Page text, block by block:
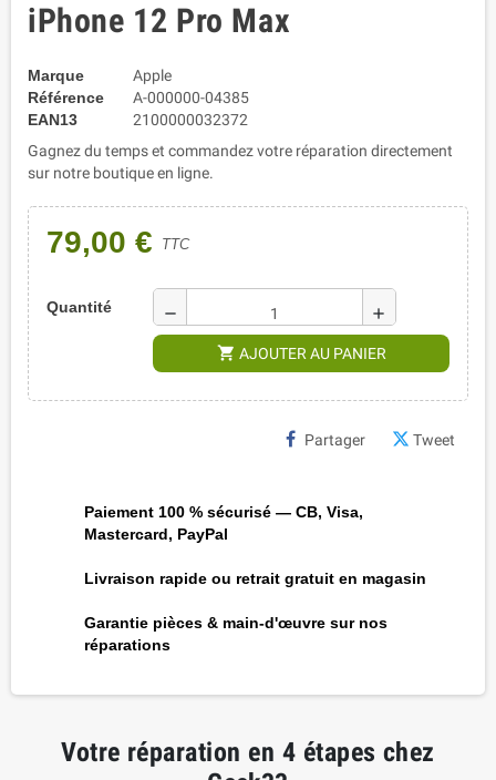
iPhone 12 Pro Max
Marque
Apple
Référence
A-000000-04385
EAN13
2100000032372
Gagnez du temps et commandez votre réparation directement
sur notre boutique en ligne.
79,00 € TTC
Quantité remove add
shopping_cart AJOUTER AU PANIER
Partager Tweet
Paiement 100 % sécurisé — CB, Visa,
Mastercard, PayPal
Livraison rapide ou retrait gratuit en magasin
Garantie pièces & main-d'œuvre sur nos
réparations
Votre réparation en 4 étapes chez